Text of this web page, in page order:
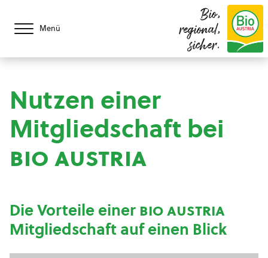
Menü
Bio,
regional,
sicher.
Nutzen einer
Mitgliedschaft bei
bio austria
Die Vorteile einerbio austria
Mitgliedschaft auf einen Blick